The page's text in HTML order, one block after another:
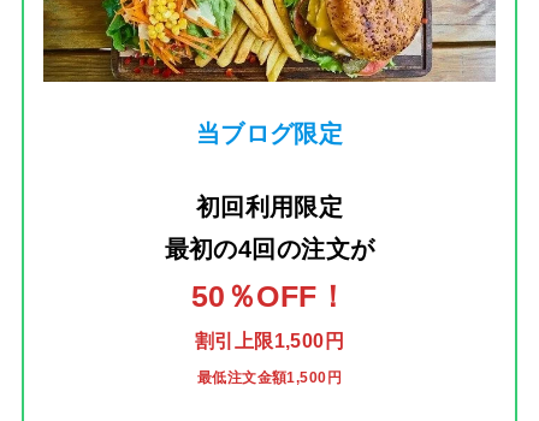
当ブログ限定
初回利用限定
最初の4回の注文が
50％OFF！
割引上限1,500円
最低注文金額1,500円